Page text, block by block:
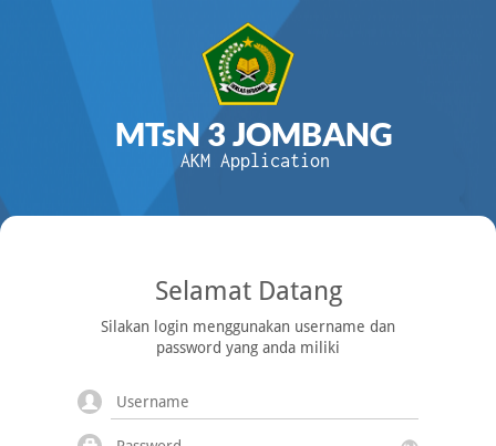
MTsN 3 JOMBANG
AKM Application
Selamat Datang
Silakan login menggunakan username dan
password yang anda miliki